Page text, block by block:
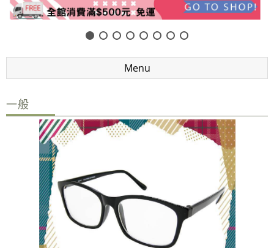
Menu
一般